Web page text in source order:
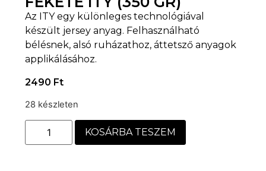
Az ITY egy különleges technológiával
készült jersey anyag. Felhasználható
bélésnek, alsó ruházathoz, áttetsző anyagok
applikálásához.
2490 Ft
28 készleten
KOSÁRBA TESZEM